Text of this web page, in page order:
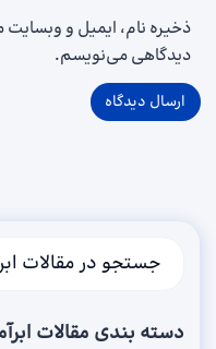
ذخیره نام، ایمیل و وبسایت
دیدگاهی می‌نویسم.
دسته بندی مقالات